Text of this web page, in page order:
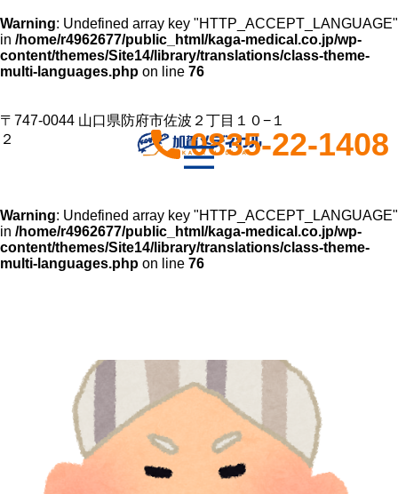
Warning: Undefined array key "HTTP_ACCEPT_LANGUAGE"
in /home/r4962677/public_html/kaga-medical.co.jp/wp-
content/themes/Site14/library/translations/class-theme-
multi-languages.php on line 76
〒747-0044 山口県防府市佐波２丁目１０−１
２
0835-22-1408
Warning: Undefined array key "HTTP_ACCEPT_LANGUAGE"
in /home/r4962677/public_html/kaga-medical.co.jp/wp-
content/themes/Site14/library/translations/class-theme-
multi-languages.php on line 76